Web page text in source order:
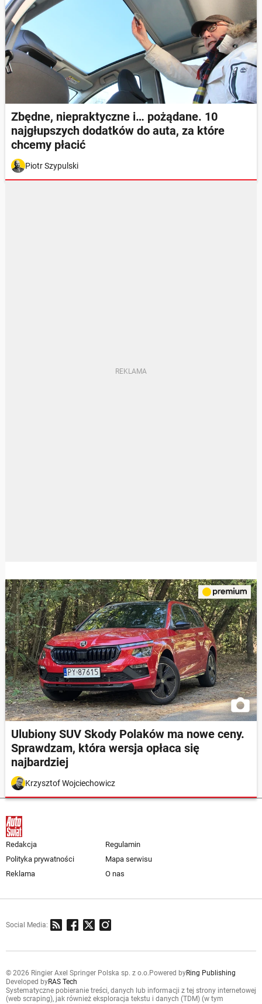
Zbędne, niepraktyczne i… pożądane. 10
najgłupszych dodatków do auta, za które
chcemy płacić
Piotr Szypulski
Ulubiony SUV Skody Polaków ma nowe ceny.
Sprawdzam, która wersja opłaca się
najbardziej
Krzysztof Wojciechowicz
Redakcja
Regulamin
Polityka prywatności
Mapa serwisu
Reklama
O nas
Social Media:
© 2026 Ringier Axel Springer Polska sp. z o.o. Powered byRing Publishing
Developed byRAS Tech
Systematyczne pobieranie treści, danych lub informacji z tej strony internetowej
(web scraping), jak również eksploracja tekstu i danych (TDM) (w tym